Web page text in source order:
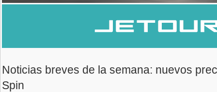
Noticias breves de la semana: nuevos
Spin